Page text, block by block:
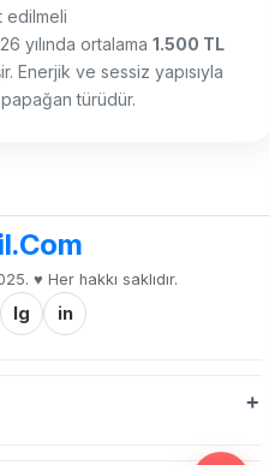
edilmeli
yılında ortalama 1.500 TL
Enerjik ve sessiz yapısıyla
türüdür.
♥️ Her hakkı saklıdır.
Ig in